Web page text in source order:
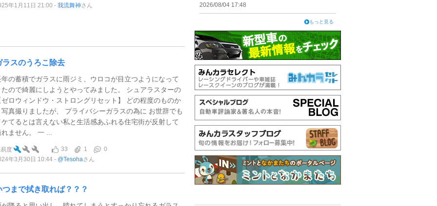
年1月11日 21:00
我流舞神さん
ラスのうろこ除去
年の蓄積でガラスに雨ジミ、ウロコが目立つようになって
たので綺麗にしようとやってみました。 シュアラスターの
ゼロウィンドウ・ストロングリセット】 どの程度のものか
写真撮りましたが、 プライバシーガラスの為に お世辞でも
ケてるとは言えない私と生活感あふれる住宅街が反射して
ません。 一 ...
度 33 1
0
年3月30日 10:44
@Tesohaさん
つまで拭き取れば？？？
2026/08/04 17:48
もっと見る